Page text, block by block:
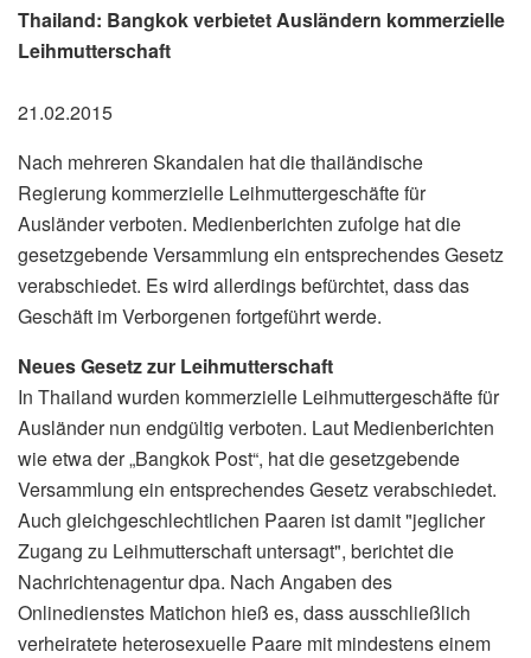
Thailand: Bangkok verbietet Ausländern kommerzielle
Leihmutterschaft
21.02.2015
Nach mehreren Skandalen hat die thailändische
Regierung kommerzielle Leihmuttergeschäfte für
Ausländer verboten. Medienberichten zufolge hat die
gesetzgebende Versammlung ein entsprechendes Gesetz
verabschiedet. Es wird allerdings befürchtet, dass das
Geschäft im Verborgenen fortgeführt werde.
Neues Gesetz zur Leihmutterschaft
In Thailand wurden kommerzielle Leihmuttergeschäfte für
Ausländer nun endgültig verboten. Laut Medienberichten
wie etwa der „Bangkok Post“, hat die gesetzgebende
Versammlung ein entsprechendes Gesetz verabschiedet.
Auch gleichgeschlechtlichen Paaren ist damit "jeglicher
Zugang zu Leihmutterschaft untersagt", berichtet die
Nachrichtenagentur dpa. Nach Angaben des
Onlinedienstes Matichon hieß es, dass ausschließlich
verheiratete heterosexuelle Paare mit mindestens einem